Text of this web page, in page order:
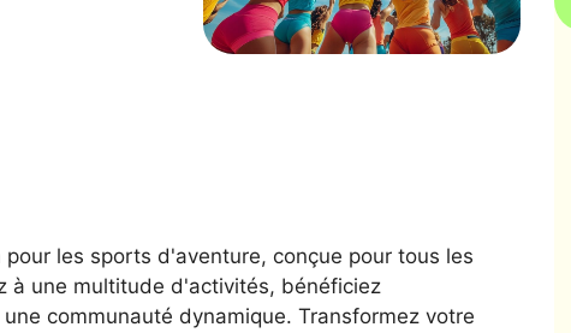
les sports d'aventure, conçue pour tous les
à une multitude d'activités, bénéficiez
communauté dynamique. Transformez votre